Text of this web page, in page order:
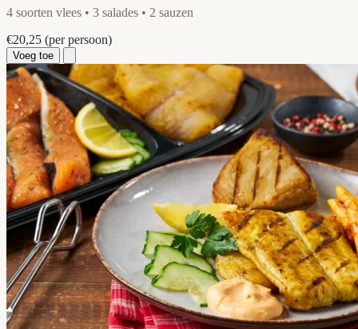
4 soorten vlees • 3 salades • 2 sauzen
€20,25 (per persoon)
Voeg toe